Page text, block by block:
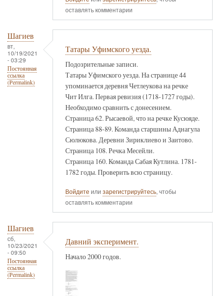
оставлять комментарии
Шагиев
вт,
10/19/2021
- 03:29
Постоянная
ссылка
(Permalink)
Татары Уфимского уезда.
Подозрительные записи.
Татары Уфимского уезда. На странице 44
упоминается деревня Четлеукова на речке
Чит Илга. Первая ревизия (1718-1727 годы).
Необходимо сравнить с донесением.
Страница 62. Рысаевой, что на речке Кусюяде.
Страница 88-89. Команда старшины Аднагула
Сюлюкова. Деревни Зириклиево и Заитово.
Страница 108. Речка Месейли.
Страница 160. Команда Сабая Кутлина. 1781-
1782 годы. Проверить всю страницу.
Войдите или зарегистрируйтесь, чтобы
оставлять комментарии
Шагиев
сб,
10/23/2021
- 09:50
Постоянная
ссылка
(Permalink)
Давний эксперимент.
Начало 2000 годов.